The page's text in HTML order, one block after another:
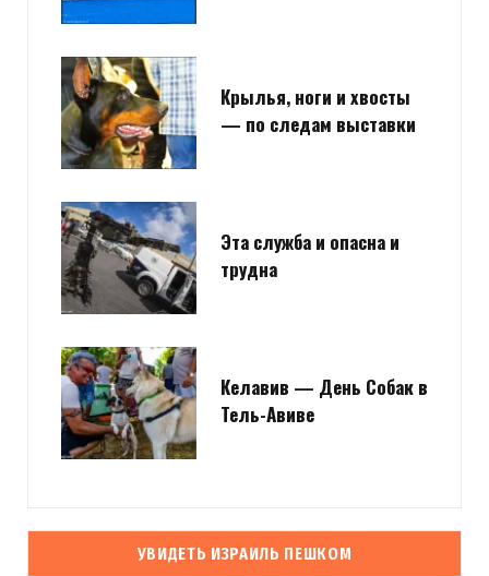
Крылья, ноги и хвосты
— по следам выставки
Эта служба и опасна и
трудна
Келавив — День Собак в
Тель-Авиве
УВИДЕТЬ ИЗРАИЛЬ ПЕШКОМ